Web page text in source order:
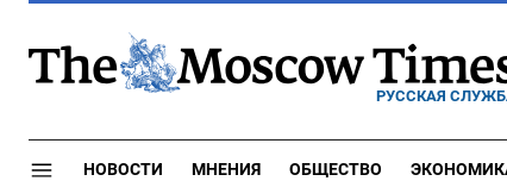
РУССКАЯ
НОВОСТИ МНЕНИЯ ОБЩЕСТВО